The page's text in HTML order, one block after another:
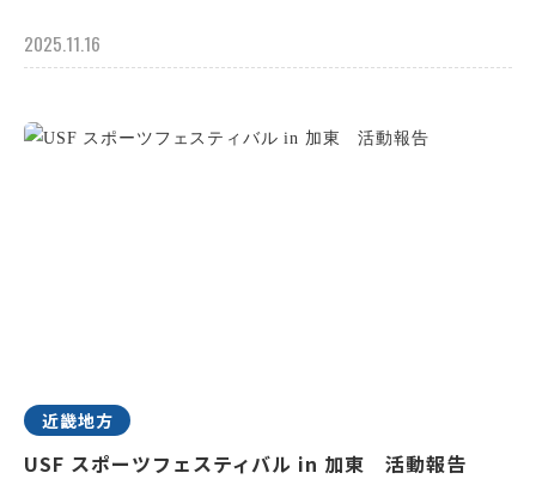
2025.11.16
近畿地方
USF スポーツフェスティバル in 加東 活動報告